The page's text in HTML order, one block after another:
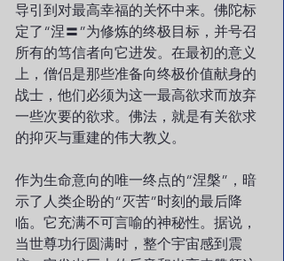
导引到对最高幸福的关怀中来。佛陀标
定了“涅〓”为修炼的终极目标，并号召
所有的笃信者向它进发。在最初的意义
上，僧侣是那些准备向终极价值献身的
战士，他们必须为这一最高欲求而放弃
一些次要的欲求。佛法，就是有关欲求
的抑灭与重建的伟大教义。
作为生命意向的唯一终点的“涅槃”，暗
示了人类企盼的“灭苦”时刻的最后降
临。它充满不可言喻的神秘性。据说，
当世尊功行圆满时，整个宇宙感到震